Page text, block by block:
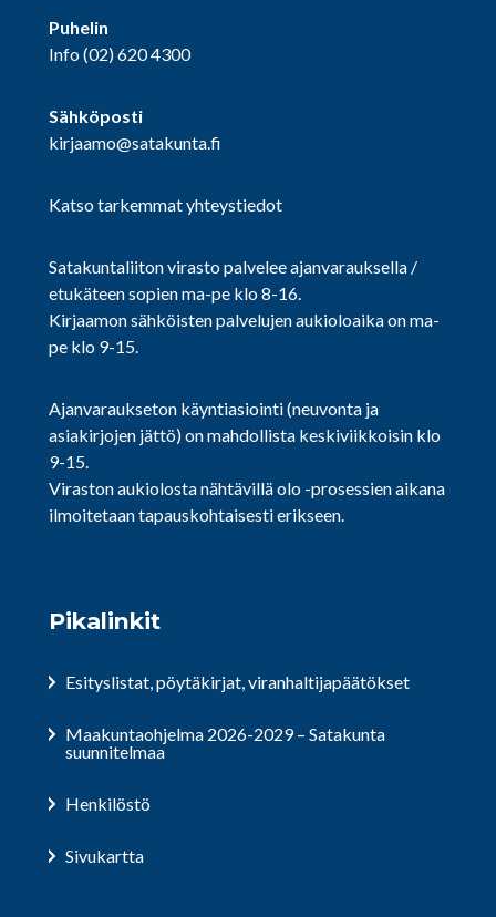
Puhelin
Info(02) 620 4300
Sähköposti
kirjaamo@satakunta.fi
Katso tarkemmat yhteystiedot
Satakuntaliiton virasto palvelee ajanvarauksella /
etukäteen sopien ma-pe klo 8-16.
Kirjaamon sähköisten palvelujen aukioloaika on ma-
pe klo 9-15.
Ajanvaraukseton käyntiasiointi (neuvonta ja
asiakirjojen jättö) on mahdollista keskiviikkoisin klo
9-15.
Viraston aukiolosta nähtävillä olo -prosessien aikana
ilmoitetaan tapauskohtaisesti erikseen.
Pikalinkit
Esityslistat, pöytäkirjat, viranhaltijapäätökset
Maakuntaohjelma 2026-2029 – Satakunta
suunnitelmaa
Henkilöstö
Sivukartta